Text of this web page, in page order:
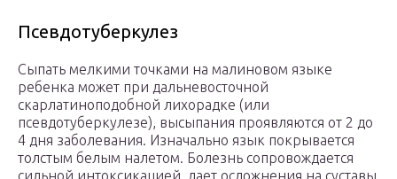
Псевдотуберкулез
Сыпать мелкими точками на малиновом языке
ребенка может при дальневосточной
скарлатиноподобной лихорадке (или
псевдотуберкулезе), высыпания проявляются от 2 до
4 дня заболевания. Изначально язык покрывается
толстым белым налетом. Болезнь сопровождается
сильной интоксикацией, дает осложнения на суставы